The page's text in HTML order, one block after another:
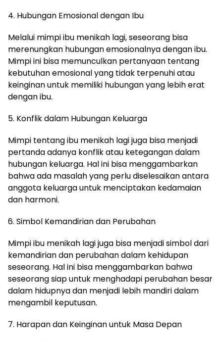
4. Hubungan Emosional dengan Ibu
Melalui mimpi ibu menikah lagi, seseorang bisa
merenungkan hubungan emosionalnya dengan ibu.
Mimpi ini bisa memunculkan pertanyaan tentang
kebutuhan emosional yang tidak terpenuhi atau
keinginan untuk memiliki hubungan yang lebih erat
dengan ibu.
5. Konflik dalam Hubungan Keluarga
Mimpi tentang ibu menikah lagi juga bisa menjadi
pertanda adanya konflik atau ketegangan dalam
hubungan keluarga. Hal ini bisa menggambarkan
bahwa ada masalah yang perlu diselesaikan antara
anggota keluarga untuk menciptakan kedamaian
dan harmoni.
6. Simbol Kemandirian dan Perubahan
Mimpi ibu menikah lagi juga bisa menjadi simbol dari
kemandirian dan perubahan dalam kehidupan
seseorang. Hal ini bisa menggambarkan bahwa
seseorang siap untuk menghadapi perubahan besar
dalam hidupnya dan menjadi lebih mandiri dalam
mengambil keputusan.
7. Harapan dan Keinginan untuk Masa Depan